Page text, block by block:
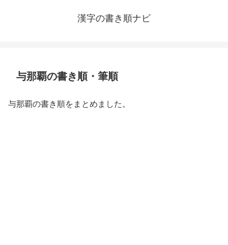
漢字の書き順ナビ
与那覇の書き順・筆順
与那覇の書き順をまとめました。